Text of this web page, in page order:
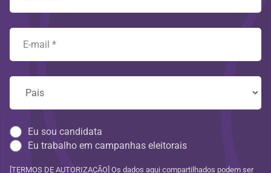
Eu sou candidata
Eu trabalho em campanhas eleitorais
[TERMOS DE AUTORIZAÇÃO] Os dados aqui compartilhados podem ser